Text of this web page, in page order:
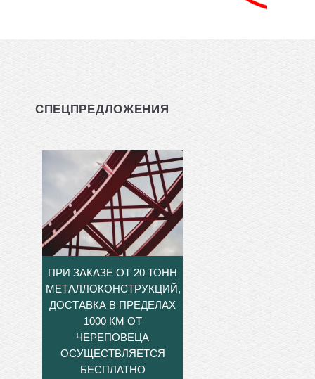
СПЕЦПРЕДЛОЖЕНИЯ
ПРИ ЗАКАЗЕ ОТ 20 ТОНН
МЕТАЛЛОКОНСТРУКЦИЙ,
ДОСТАВКА В ПРЕДЕЛАХ
1000 КМ ОТ
ЧЕРЕПОВЕЦА
ОСУЩЕСТВЛЯЕТСЯ
БЕСПЛАТНО